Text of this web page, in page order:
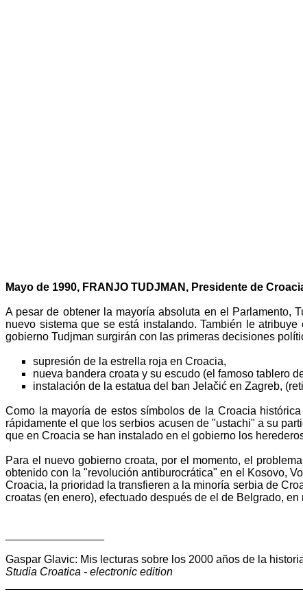
Mayo de 1990, FRANJO TUDJMAN, Presidente de
A pesar de obtener la mayoría absoluta en el Parlamento,
nuevo sistema que se está instalando. También le
gobierno Tudjman surgirán con las primeras decisiones
supresión de la estrella roja en Croacia,
nueva bandera croata y su escudo (el famoso tablero
instalación de la estatua del ban Jelačić en Zagreb,
Como la mayoría de estos símbolos de la Croacia
rápidamente el que los serbios acusen de "ustachi" a su
que en Croacia se han instalado en el gobierno los
Para el nuevo gobierno croata, por el momento, el
obtenido con la "revolución antiburocrática" en el Kosovo,
Croacia, la prioridad la transfieren a la minoría serbia de
croatas (en enero), efectuado después de el de Belgrado,
Gaspar Glavic: Mis lecturas sobre los 2000 años de la
Studia Croatica - electronic edition